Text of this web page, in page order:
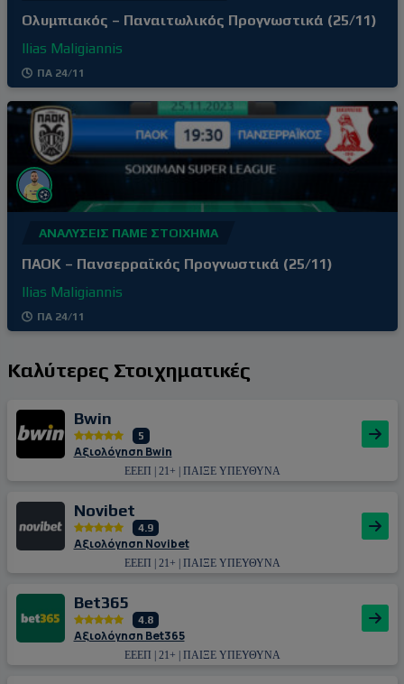
Ολυμπιακός – Παναιτωλικός Προγνωστικά (25/11)
Ilias Maligiannis
ΠΑ 24/11
ΑΝΑΛΎΣΕΙΣ ΠΆΜΕ ΣΤΟΊΧΗΜΑ
ΠΑΟΚ – Πανσερραϊκός Προγνωστικά (25/11)
Ilias Maligiannis
ΠΑ 24/11
Καλύτερες Στοιχηματικές
Bwin
5
Αξιολόγηση Bwin
ΕΕΕΠ | 21+ | ΠΑΙΞΕ ΥΠΕΥΘΥΝΑ
Novibet
4.9
Αξιολόγηση Novibet
ΕΕΕΠ | 21+ | ΠΑΙΞΕ ΥΠΕΥΘΥΝΑ
Bet365
4.8
Αξιολόγηση Bet365
ΕΕΕΠ | 21+ | ΠΑΙΞΕ ΥΠΕΥΘΥΝΑ